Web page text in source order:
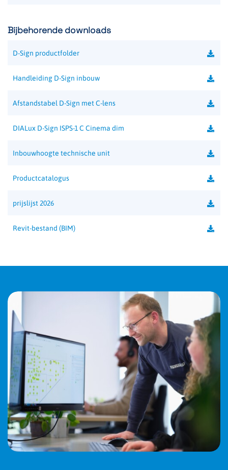
Bijbehorende downloads
D-Sign productfolder
Handleiding D-Sign inbouw
Afstandstabel D-Sign met C-lens
DIALux D-Sign ISPS-1 C Cinema dim
Inbouwhoogte technische unit
Productcatalogus
prijslijst 2026
Revit-bestand (BIM)